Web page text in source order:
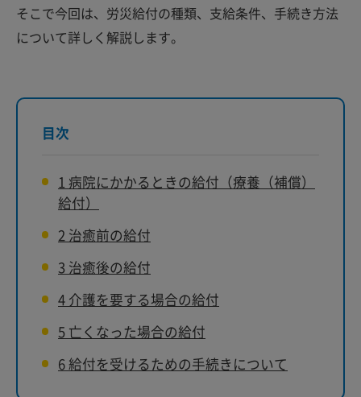
そこで今回は、労災給付の種類、支給条件、手続き方法
について詳しく解説します。
目次
1 病院にかかるときの給付（療養（補償）
給付）
2 治癒前の給付
3 治癒後の給付
4 介護を要する場合の給付
5 亡くなった場合の給付
6給付を受けるための手続きについて